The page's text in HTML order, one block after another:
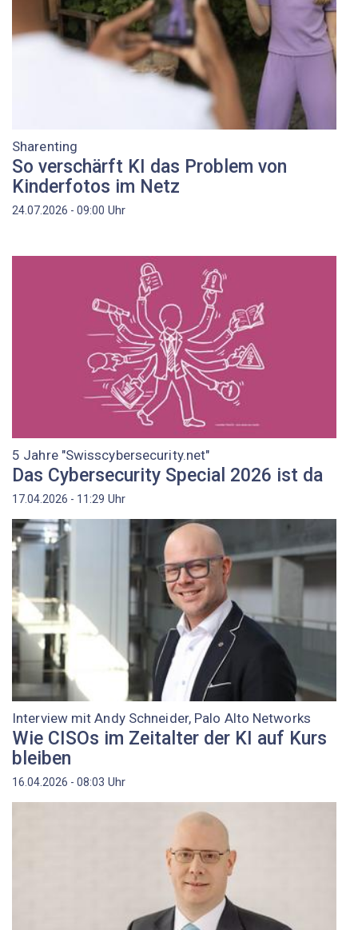
Sharenting
So verschärft KI das Problem von
Kinderfotos im Netz
24.07.2026 - 09:00 Uhr
5 Jahre "Swisscybersecurity.net"
Das Cybersecurity Special 2026 ist da
17.04.2026 - 11:29 Uhr
Interview mit Andy Schneider, Palo Alto Networks
Wie CISOs im Zeitalter der KI auf Kurs
bleiben
16.04.2026 - 08:03 Uhr